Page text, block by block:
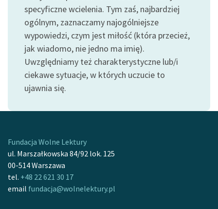
specyficzne wcielenia. Tym zaś, najbardziej
ogólnym, zaznaczamy najogólniejsze
wypowiedzi, czym jest miłość (która przecież,
jak wiadomo, nie jedno ma imię).
Uwzględniamy też charakterystyczne lub/i
ciekawe sytuacje, w których uczucie to
ujawnia się.
Fundacja Wolne Lektury
ul. Marszałkowska 84/92 lok. 125
00-514 Warszawa
tel. +48 22 621 30 17
email fundacja@wolnelektury.pl